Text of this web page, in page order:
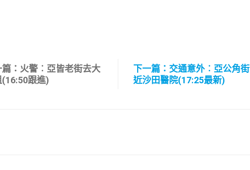
篇：火警︰亞皆老街去大
(16:50跟進)
下一篇：交通意外︰亞公角街
近沙田醫院(17:25最新)